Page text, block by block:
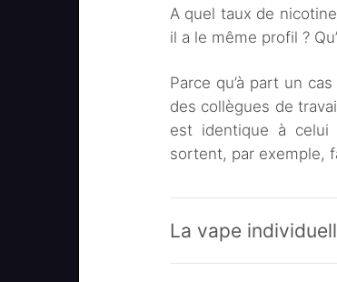
A quel taux de
il a le même profil ?
Parce qu’à part un
des collègues de
est identique à celui
sortent, par exemple,
La vape